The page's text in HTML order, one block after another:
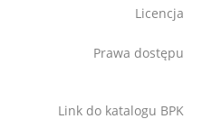
Licencja
Prawa dostępu
Link do katalogu BPK